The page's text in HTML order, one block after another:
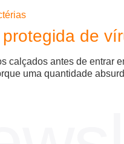
de
calçados antes de
uma quantidade